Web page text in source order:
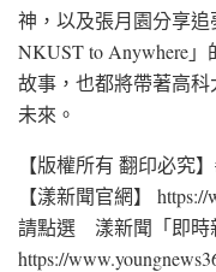
神，以及張月園分享
NKUST to Anywhere
故事，也都將帶著高
未來。
【版權所有 翻印必究
【漾新聞官網】
請點選 漾新聞「即
https://